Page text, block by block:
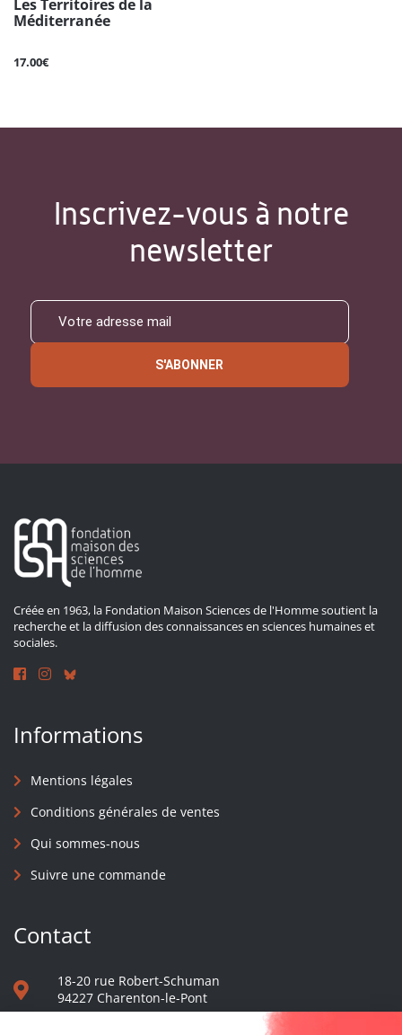
Les Territoires de la
Méditerranée
17.00€
Inscrivez-vous à notre
newsletter
S'ABONNER
Créée en 1963, la Fondation Maison Sciences de l'Homme soutient la
recherche et la diffusion des connaissances en sciences humaines et
sociales.
Informations
Mentions légales
Conditions générales de ventes
Qui sommes-nous
Suivre une commande
Contact
18-20 rue Robert-Schuman
94227 Charenton-le-Pont